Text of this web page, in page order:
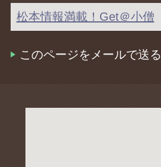
松本情報満載！Get＠小僧
このページをメールで送る